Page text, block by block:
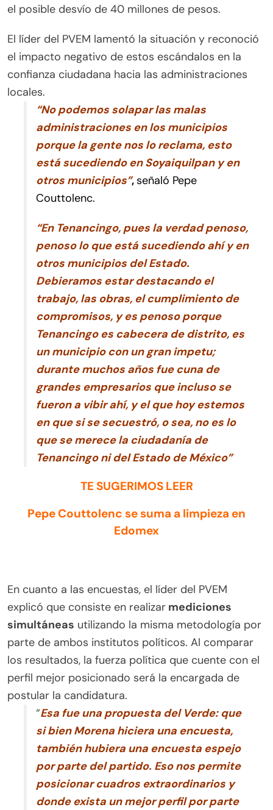
el posible desvío de 40 millones de pesos.
El líder del PVEM lamentó la situación y reconoció
el impacto negativo de estos escándalos en la
confianza ciudadana hacia las administraciones
locales.
“No podemos solapar las malas
administraciones en los municipios
porque la gente nos lo reclama, esto
está sucediendo en Soyaiquilpan y en
otros municipios”,señaló Pepe
Couttolenc.
“En Tenancingo, pues la verdad penoso,
penoso lo que está sucediendo ahí y en
otros municipios del Estado.
Debieramos estar destacando el
trabajo, las obras, el cumplimiento de
compromisos, y es penoso porque
Tenancingo es cabecera de distrito, es
un municipio con un gran impetu;
durante muchos años fue cuna de
grandes empresarios que incluso se
fueron a vibir ahí, y el que hoy estemos
en que si se secuestró, o sea, no es lo
que se merece la ciudadanía de
Tenancingo ni del Estado de México”
TE SUGERIMOS LEER
Pepe Couttolenc se suma a limpieza en
Edomex
En cuanto a las encuestas, el líder del PVEM
explicó que consiste en realizar mediciones
simultáneas utilizando la misma metodología por
parte de ambos institutos políticos. Al comparar
los resultados, la fuerza política que cuente con el
perfil mejor posicionado será la encargada de
postular la candidatura.
“Esa fue una propuesta del Verde: que
si bien Morena hiciera una encuesta,
también hubiera una encuesta espejo
por parte del partido. Eso nos permite
posicionar cuadros extraordinarios y
donde exista un mejor perfil por parte